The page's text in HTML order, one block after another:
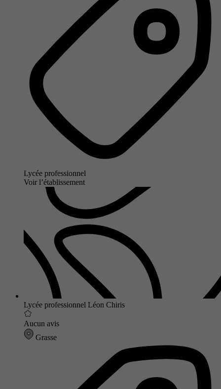
Lycée professionnel
Voir l’établissement
Lycée professionnel Léon Chiris
Aucun avis
Grasse